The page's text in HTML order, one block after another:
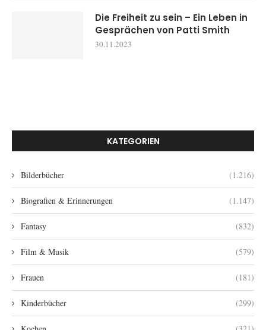
Die Freiheit zu sein – Ein Leben in
Gesprächen von Patti Smith
30.11.2023
KATEGORIEN
Bilderbücher (1.216)
Biografien & Erinnerungen (1.147)
Fantasy (832)
Film & Musik (579)
Frauen (181)
Kinderbücher (299)